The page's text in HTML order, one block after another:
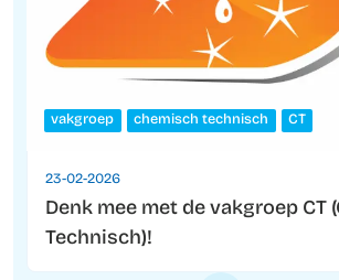
vakgroep chemisch technisch CT
23-02-2026
Denk mee met de vakgroep CT
Technisch)!